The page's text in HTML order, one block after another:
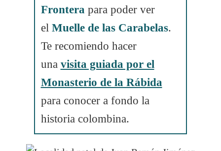
Frontera para poder ver
el Muelle de las Carabelas.
Te recomiendo hacer
una visita guiada por el
Monasterio de la Rábida
para conocer a fondo la
historia colombina.